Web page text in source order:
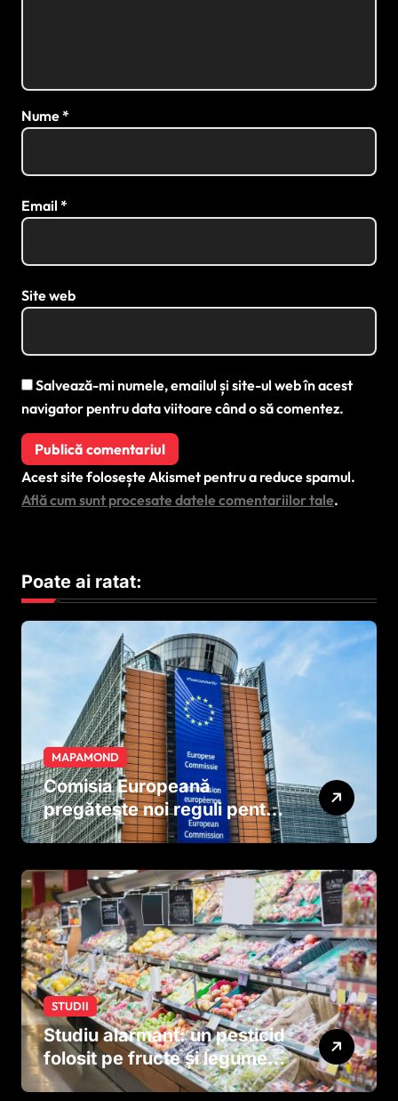
Nume*
Email *
Site web
Salvează-mi numele, emailul și site-ul web în acest
navigator pentru data viitoare când o să comentez.
Acest site folosește Akismet pentru a reduce spamul.
Află cum sunt procesate datele comentariilor tale.
Poate ai ratat:
MAPAMOND
Comisia Europeană
pregătește noi reguli pentru
tutun și țigările electronice
STUDII
Studiu alarmant: un pesticid
folosit pe fructe și legume
ar putea afecta dezvoltarea